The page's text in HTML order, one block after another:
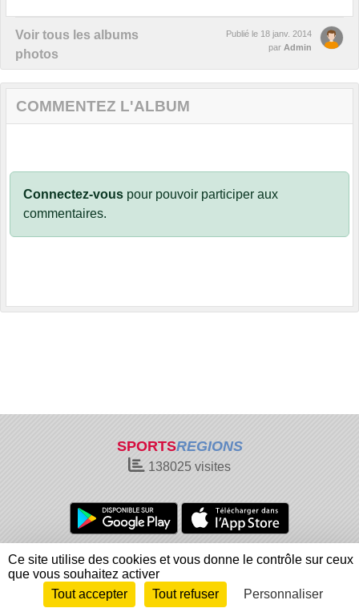
Voir tous les albums
photos
Publié le 18 janv. 2014
par Admin
COMMENTEZ L'ALBUM
Connectez-vous pour pouvoir participer aux
commentaires.
SPORTSREGIONS
138025 visites
Charte cookies
Gestion des cookies
Informations légales
Signaler un contenu inapproprié
Envie de participer ?
Connexion
Ce site utilise des cookies et vous donne le contrôle sur ceux
que vous souhaitez activer
Tout accepter
Tout refuser Personnaliser